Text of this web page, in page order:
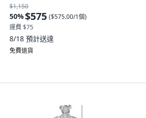
$1,150
50%$575 ($575.00/1個)
運費 $75
8/18 預計送達
免費退貨